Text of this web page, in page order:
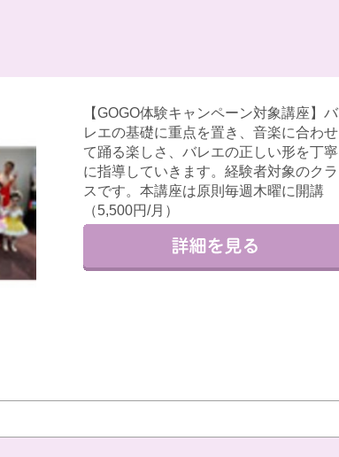
【GOGO体験キャンペーン対象講座】バ
レエの基礎に重点を置き、音楽に合わせ
て踊る楽しさ、バレエの正しい形を丁寧
に指導していきます。経験者対象のクラ
スです。本講座は原則毎週木曜に開講
（5,500円/月）